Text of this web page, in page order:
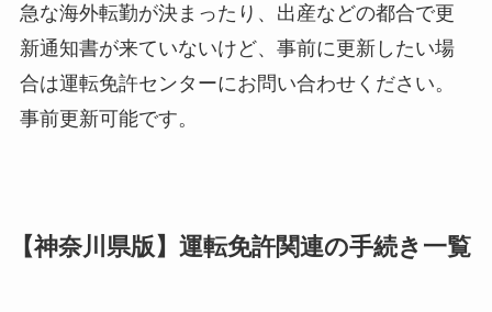
急な海外転勤が決まったり、出産などの都合で更
新通知書が来ていないけど、事前に更新したい場
合は運転免許センターにお問い合わせください。
事前更新可能です。
【神奈川県版】運転免許関連の手続き一覧